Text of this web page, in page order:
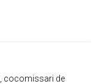
cocomissari de